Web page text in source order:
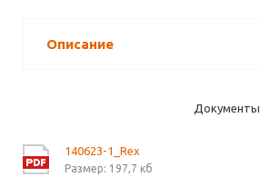
Описание
Документы
140623-1_Rex
Размер: 197,7 кб